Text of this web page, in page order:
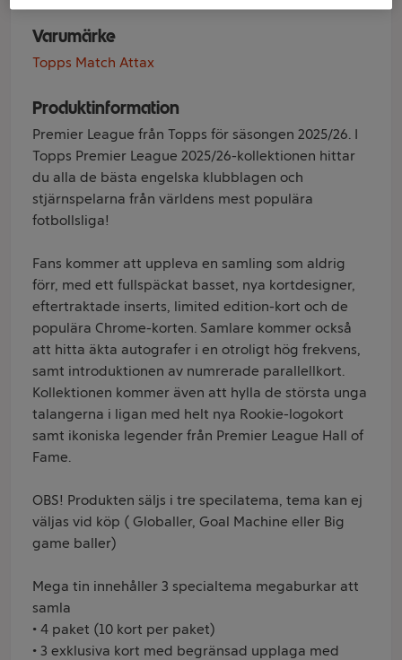
Varumärke
Topps Match Attax
Produktinformation
Premier League från Topps för säsongen 2025/26. I
Topps Premier League 2025/26-kollektionen hittar
du alla de bästa engelska klubblagen och
stjärnspelarna från världens mest populära
fotbollsliga!
Fans kommer att uppleva en samling som aldrig
förr, med ett fullspäckat basset, nya kortdesigner,
eftertraktade inserts, limited edition-kort och de
populära Chrome-korten. Samlare kommer också
att hitta äkta autografer i en otroligt hög frekvens,
samt introduktionen av numrerade parallellkort.
Kollektionen kommer även att hylla de största unga
talangerna i ligan med helt nya Rookie-logokort
samt ikoniska legender från Premier League Hall of
Fame.
OBS! Produkten säljs i tre specilatema, tema kan ej
väljas vid köp ( Globaller, Goal Machine eller Big
game baller)
Mega tin innehåller 3 specialtema megaburkar att
samla
• 4 paket (10 kort per paket)
• 3 exklusiva kort med begränsad upplaga med